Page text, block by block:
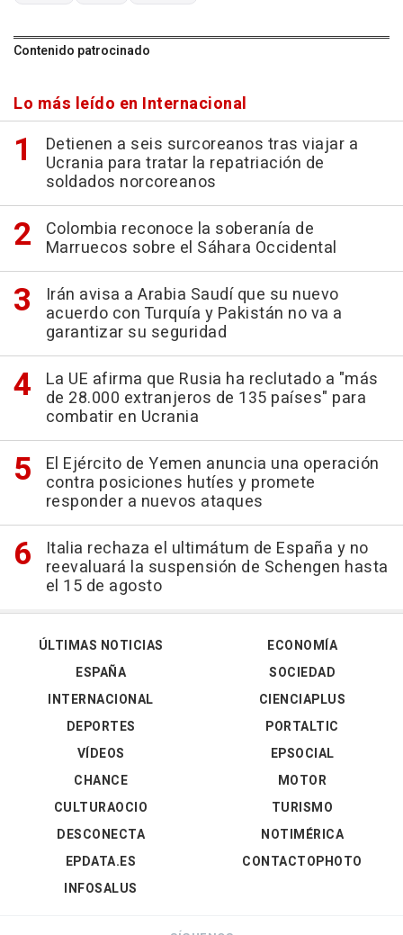
Contenido patrocinado
Lo más leído en Internacional
Detienen a seis surcoreanos tras viajar a
Ucrania para tratar la repatriación de
soldados norcoreanos
Colombia reconoce la soberanía de
Marruecos sobre el Sáhara Occidental
Irán avisa a Arabia Saudí que su nuevo
acuerdo con Turquía y Pakistán no va a
garantizar su seguridad
La UE afirma que Rusia ha reclutado a "más
de 28.000 extranjeros de 135 países" para
combatir en Ucrania
El Ejército de Yemen anuncia una operación
contra posiciones hutíes y promete
responder a nuevos ataques
Italia rechaza el ultimátum de España y no
reevaluará la suspensión de Schengen hasta
el 15 de agosto
ÚLTIMAS NOTICIAS
ESPAÑA
INTERNACIONAL
DEPORTES
VÍDEOS
ECONOMÍA
SOCIEDAD
CIENCIAPLUS
PORTALTIC
EPSOCIAL
CHANCE
CULTURAOCIO
DESCONECTA
EPDATA.ES
INFOSALUS
MOTOR
TURISMO
NOTIMÉRICA
CONTACTOPHOTO